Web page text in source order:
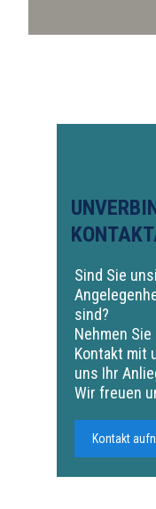
Sind Sie
sind?
Nehmen
Kontakt mit
uns Ihr
Wir freuen
Kontakt